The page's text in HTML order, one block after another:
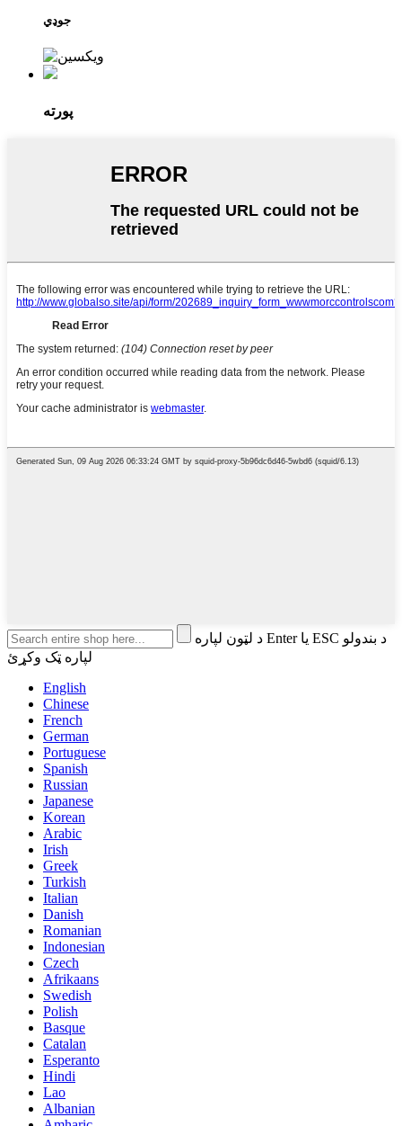
جوډي
پورته
د لټون لپاره Enter یا ESC د بندولو
لپاره ټک وکړئ
English
Chinese
French
German
Portuguese
Spanish
Russian
Japanese
Korean
Arabic
Irish
Greek
Turkish
Italian
Danish
Romanian
Indonesian
Czech
Afrikaans
Swedish
Polish
Basque
Catalan
Esperanto
Hindi
Lao
Albanian